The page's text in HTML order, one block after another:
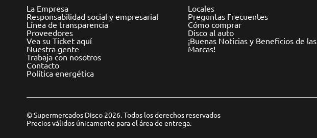
La Empresa
Responsabilidad social y empresarial
Línea de transparencia
Proveedores
Vea su Ticket aquí
Nuestra gente
Trabaja con nosotros
Contacto
Política energética
Locales
Preguntas Frecuentes
Cómo comprar
Disco al auto
¡Buenas Noticias y Beneficios de las
Marcas!
© Supermercados Disco 2026. Todos los derechos reservados
Precios válidos únicamente para el área de entrega.